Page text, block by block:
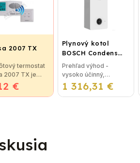
2007 TX
€
termostat
2007 TX je
na reguláciu
kotlov.
Plynový kotol
BOSCH Condens
GC2300iW 24 P -
Závesný
kondenzačný
vykurovací kotol
1 316,31 €
Prehľad výhod -
vysoko účinný,
priestorovo úsporný -
intuitivne ovládaný LCD